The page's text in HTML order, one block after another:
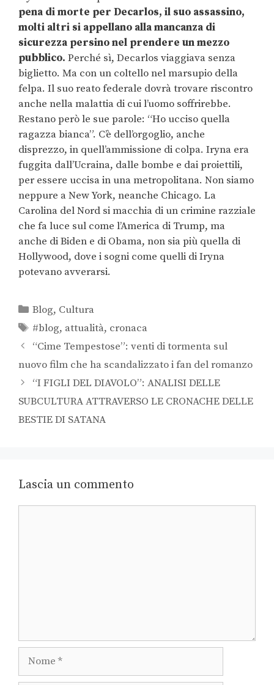
pena di morte per Decarlos, il suo assassino,
molti altri si appellano alla mancanza di
sicurezza persino nel prendere un mezzo
pubblico. Perché sì, Decarlos viaggiava senza
biglietto. Ma con un coltello nel marsupio della
felpa. Il suo reato federale dovrà trovare riscontro
anche nella malattia di cui l’uomo soffrirebbe.
Restano però le sue parole: “Ho ucciso quella
ragazza bianca”. C’è dell’orgoglio, anche
disprezzo, in quell’ammissione di colpa. Iryna era
fuggita dall’Ucraina, dalle bombe e dai proiettili,
per essere uccisa in una metropolitana. Non siamo
neppure a New York, neanche Chicago. La
Carolina del Nord si macchia di un crimine razziale
che fa luce sul come l’America di Trump, ma
anche di Biden e di Obama, non sia più quella di
Hollywood, dove i sogni come quelli di Iryna
potevano avverarsi.
Blog, Cultura
#blog, attualità, cronaca
“Cime Tempestose”: venti di tormenta sul
nuovo film che ha scandalizzato i fan del romanzo
“I FIGLI DEL DIAVOLO”: ANALISI DELLE
SUBCULTURA ATTRAVERSO LE CRONACHE DELLE
BESTIE DI SATANA
Lascia un commento